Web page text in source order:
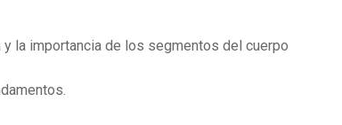
y la importancia de los segmentos del cuerpo